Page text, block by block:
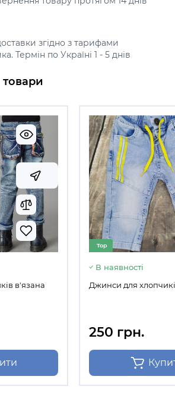
згідно з тарифами
Термін по Україні 1 - 5 днів
в'язана
Top
В наявності
Джинси для
250 грн.